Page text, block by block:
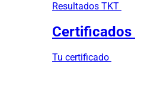
Resultados TKT
Certificados
Tu certificado